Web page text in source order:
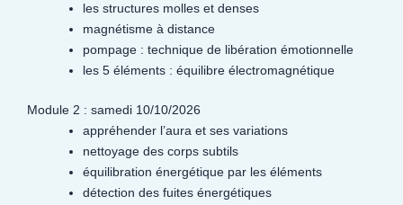
les structures molles et denses
magnétisme à distance
pompage : technique de libération émotionnelle
les 5 éléments : équilibre électromagnétique
Module 2 : samedi 10/10/2026
appréhender l’aura et ses variations
nettoyage des corps subtils
équilibration énergétique par les éléments
détection des fuites énergétiques